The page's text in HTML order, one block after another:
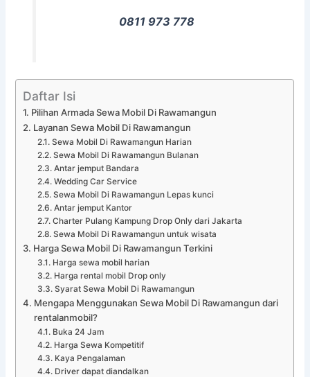
0811 973 778
Daftar Isi
Pilihan Armada Sewa Mobil Di Rawamangun
Layanan Sewa Mobil Di Rawamangun
Sewa Mobil Di Rawamangun Harian
Sewa Mobil Di Rawamangun Bulanan
Antar jemput Bandara
Wedding Car Service
Sewa Mobil Di Rawamangun Lepas kunci
Antar jemput Kantor
Charter Pulang Kampung Drop Only dari Jakarta
Sewa Mobil Di Rawamangun untuk wisata
Harga Sewa Mobil Di Rawamangun Terkini
Harga sewa mobil harian
Harga rental mobil Drop only
Syarat Sewa Mobil Di Rawamangun
Mengapa Menggunakan Sewa Mobil Di Rawamangun dari
rentalanmobil?
Buka 24 Jam
Harga Sewa Kompetitif
Kaya Pengalaman
Driver dapat diandalkan